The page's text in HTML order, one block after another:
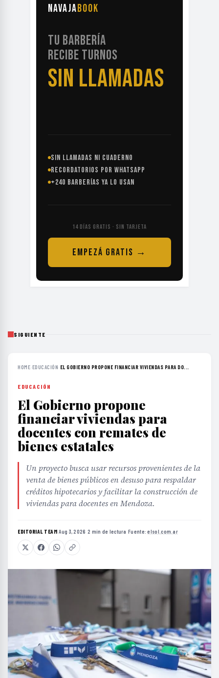
NAVAJABOOK
TU BARBERÍA
RECIBE TURNOS
SIN LLAMADAS
SIN LLAMADAS NI CUADERNO
RECORDATORIOS POR WHATSAPP
+240 BARBERÍAS YA LO USAN
14 DÍAS GRATIS · SIN TARJETA
EMPEZÁ GRATIS →
SIGUIENTE
HOME›EDUCACIÓN› EL GOBIERNO PROPONE FINANCIAR VIVIENDAS PARA DO...
EDUCACIÓN
El Gobierno propone
financiar viviendas para
docentes con remates de
bienes estatales
Un proyecto busca usar recursos provenientes de la
venta de bienes públicos en desuso para respaldar
créditos hipotecarios y facilitar la construcción de
viviendas para docentes en Mendoza.
EDITORIAL TEAM·Aug 3, 2026 ·2 min de lectura ·Fuente:elsol.com.ar